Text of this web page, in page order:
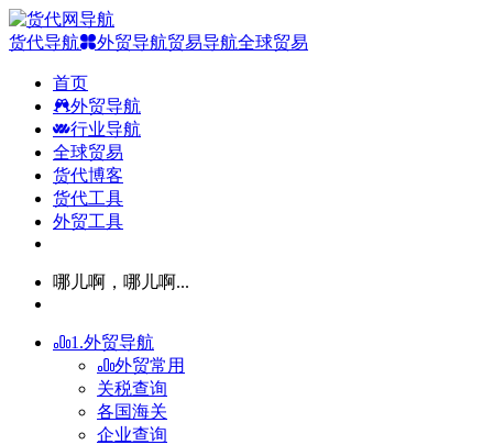
货代导航 外贸导航贸易导航全球贸易
首页
外贸导航
行业导航
全球贸易
货代博客
货代工具
外贸工具
哪儿啊，哪儿啊...
1.外贸导航
外贸常用
关税查询
各国海关
企业查询